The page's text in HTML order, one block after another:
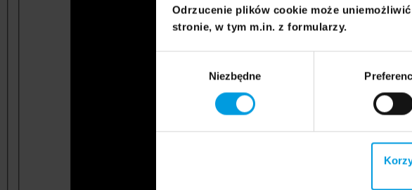
Odrzucenie plików cookie może
stronie, w tym m.in. z formularzy.
Niezbędne